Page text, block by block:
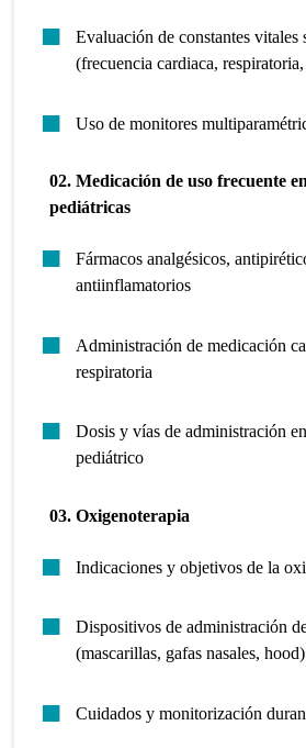
Evaluación de constantes vitales
(frecuencia cardiaca,
Uso de monitores
02. Medicación de uso frecuente
pediátricas
Fármacos analgésicos,
antiinflamatorios
Administración de medicación
respiratoria
Dosis y vías de administración
pediátrico
03. Oxigenoterapia
Indicaciones y objetivos de la
Dispositivos de administración
(mascarillas, gafas nasales, hood)
Cuidados y monitorización